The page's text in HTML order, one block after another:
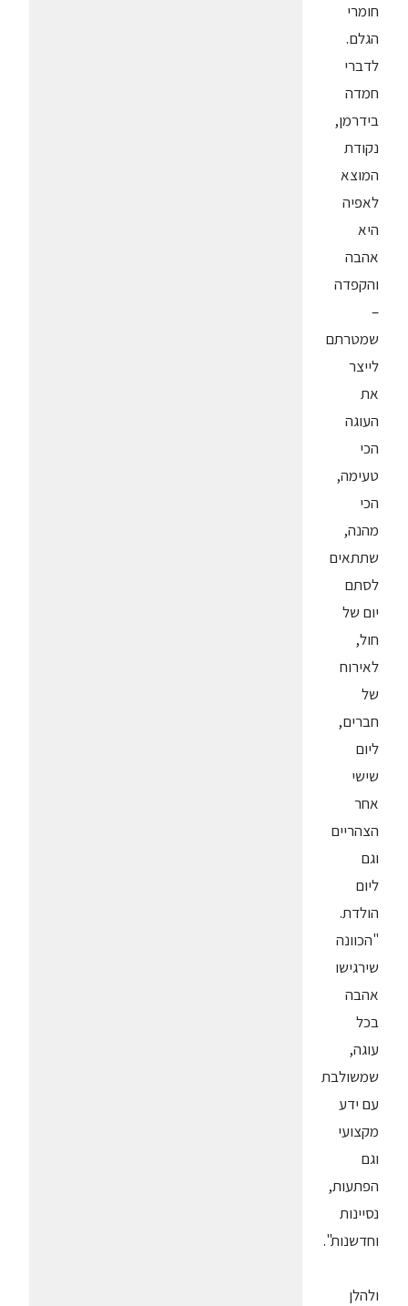
חומרי
הגלם.
לדברי
חמדה
בידרמן,
נקודת
המוצא
לאפיה
היא
אהבה
והקפדה
–
שמטרתם
לייצר
את
העוגה
הכי
טעימה,
הכי
מהנה,
שתתאים
לסתם
יום של
חול,
לאירוח
של
חברים,
ליום
שישי
אחר
הצהריים
וגם
ליום
הולדת.
"הכוונה
שירגישו
אהבה
בכל
עוגה,
שמשולבת
עם ידע
מקצועי
וגם
הפתעות,
נסיינות
וחדשנות".
ולהלן